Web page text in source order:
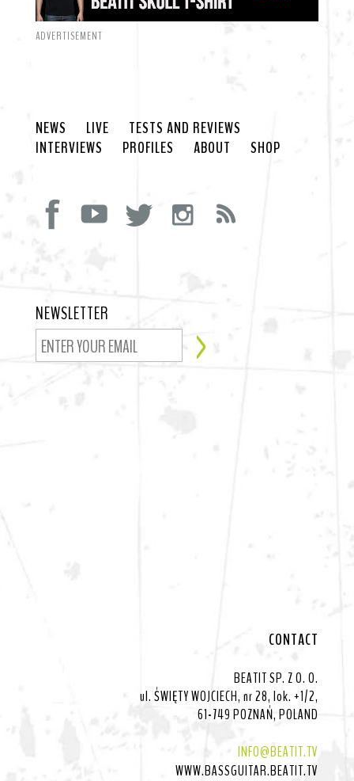
ADVERTISEMENT
NEWS LIVE
TESTS AND REVIEWS
INTERVIEWS
PROFILES ABOUT SHOP
NEWSLETTER
CONTACT
BEATIT SP. Z O. O.
ul. ŚWIĘTY WOJCIECH, nr 28, lok. +1/2,
61-749 POZNAŃ, POLAND
INFO@BEATIT.TV
WWW.BASSGUITAR.BEATIT.TV